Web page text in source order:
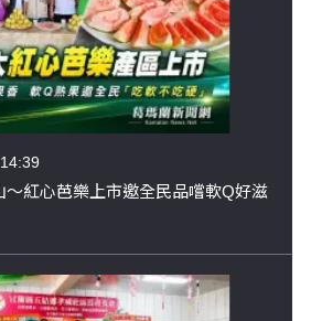
～紅心芭樂上市邀全民品嚐軟Q好滋